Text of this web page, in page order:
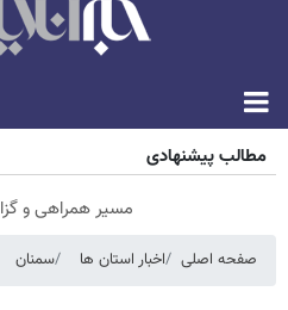
مطالب پیشنهادی
مسیر همراهی و
صفحه اصلی اخبار استان ها سمنان